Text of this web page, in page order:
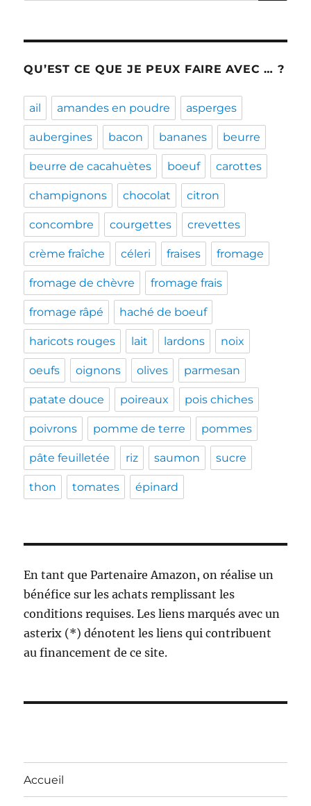
QU’EST CE QUE JE PEUX FAIRE AVEC … ?
ail amandes en poudre asperges
aubergines bacon bananes beurre
beurre de cacahuètes boeuf carottes
champignons chocolat citron
concombre courgettes crevettes
crème fraîche céleri fraises fromage
fromage de chèvre fromage frais
fromage râpé haché de boeuf
haricots rouges lait lardons noix
oeufs oignons olives parmesan
patate douce poireaux pois chiches
poivrons pomme de terre pommes
pâte feuilletée riz saumon sucre
thon tomates épinard
En tant que Partenaire Amazon, on réalise un
bénéfice sur les achats remplissant les
conditions requises. Les liens marqués avec un
asterix (*) dénotent les liens qui contribuent
au financement de ce site.
Accueil